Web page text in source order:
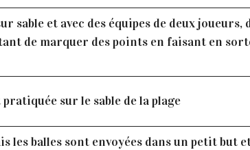
sable et avec des équipes de deux
de marquer des points en faisant en
sur le sable de la plage
les balles sont envoyées dans un petit but